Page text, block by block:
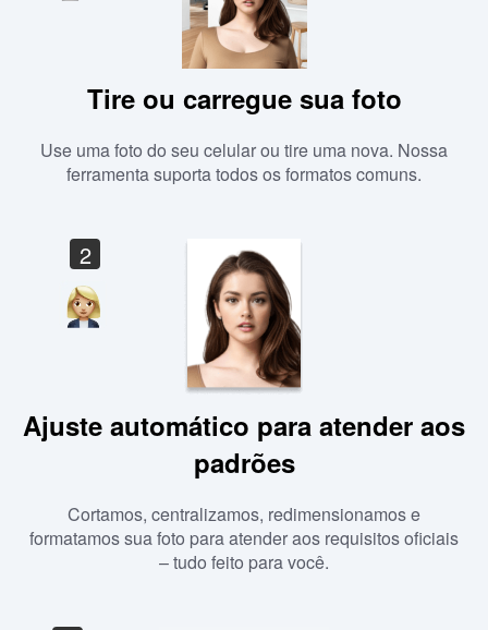
Tire ou carregue sua foto
Use uma foto do seu celular ou tire uma nova. Nossa
ferramenta suporta todos os formatos comuns.
2
Ajuste automático para atender aos
padrões
Cortamos, centralizamos, redimensionamos e
formatamos sua foto para atender aos requisitos oficiais
– tudo feito para você.